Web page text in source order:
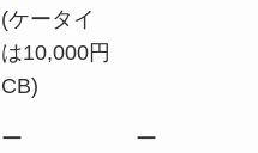
(ケータイ
は10,000円
CB)
ー ー